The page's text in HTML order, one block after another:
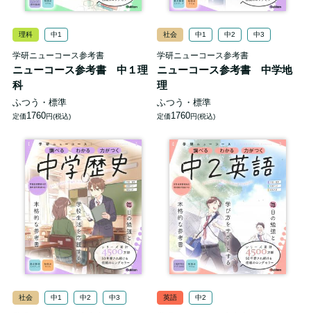
理科 中1
学研ニューコース参考書
ニューコース参考書 中１理
科
ふつう・標準
定価1760円(税込)
社会 中1 中2 中3
学研ニューコース参考書
ニューコース参考書 中学地
理
ふつう・標準
定価1760円(税込)
社会 中1 中2 中3 英語 中2